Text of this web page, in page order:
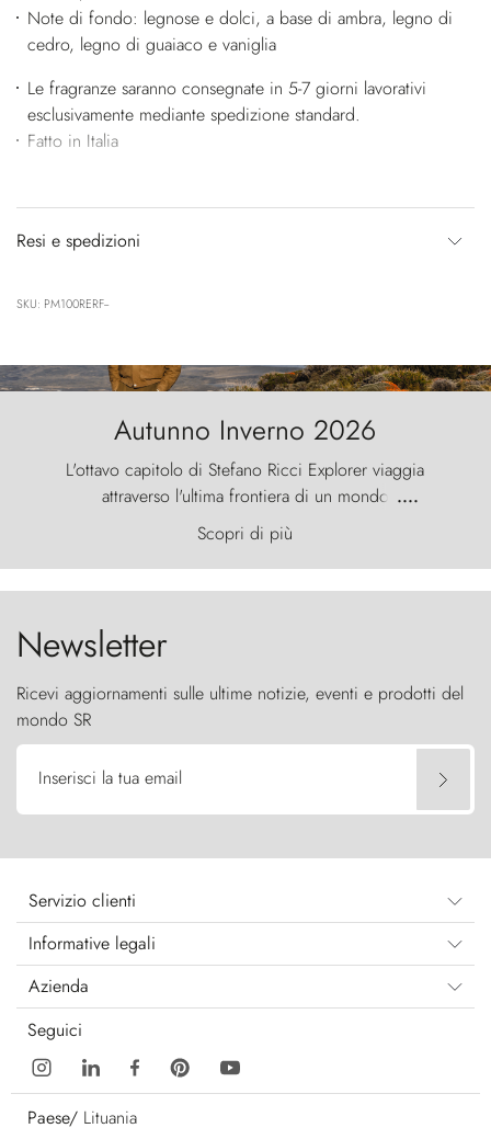
Note di fondo: legnose e dolci, a base di ambra, legno di
cedro, legno di guaiaco e vaniglia
Le fragranze saranno consegnate in 5-7 giorni lavorativi
esclusivamente mediante spedizione standard.
Fatto in Italia
Resi e spedizioni
SKU: PM100RERF--
Autunno Inverno 2026
L'ottavo capitolo di Stefano Ricci Explorer viaggia
attraverso l'ultima frontiera di un mondo
primordiale, dove il vento scolpisce la natura con
furia ancestrale e le Torres del Paine sfidano il
cielo come sentinelle di pietra.
....
Scopri di più
Newsletter
Ricevi aggiornamenti sulle ultime notizie, eventi e prodotti del
mondo SR
Inserisci la tua email
Servizio clienti
Informative legali
Azienda
Seguici
Paese/ Lituania